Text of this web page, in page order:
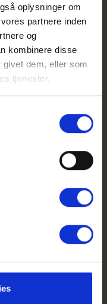
oplysninger om
partnere inden
og
kombinere disse
givet dem, eller som
tjenester.
med vejret og deres
medier, hvor de
hvornår de kører.